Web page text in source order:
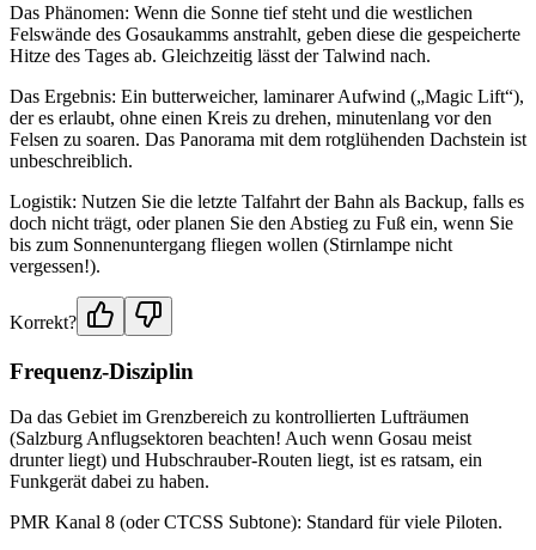
Das Phänomen: Wenn die Sonne tief steht und die westlichen
Felswände des Gosaukamms anstrahlt, geben diese die gespeicherte
Hitze des Tages ab. Gleichzeitig lässt der Talwind nach.
Das Ergebnis: Ein butterweicher, laminarer Aufwind („Magic Lift“),
der es erlaubt, ohne einen Kreis zu drehen, minutenlang vor den
Felsen zu soaren. Das Panorama mit dem rotglühenden Dachstein ist
unbeschreiblich.
Logistik: Nutzen Sie die letzte Talfahrt der Bahn als Backup, falls es
doch nicht trägt, oder planen Sie den Abstieg zu Fuß ein, wenn Sie
bis zum Sonnenuntergang fliegen wollen (Stirnlampe nicht
vergessen!).
Korrekt?
Frequenz-Disziplin
Da das Gebiet im Grenzbereich zu kontrollierten Lufträumen
(Salzburg Anflugsektoren beachten! Auch wenn Gosau meist
drunter liegt) und Hubschrauber-Routen liegt, ist es ratsam, ein
Funkgerät dabei zu haben.
PMR Kanal 8 (oder CTCSS Subtone): Standard für viele Piloten.